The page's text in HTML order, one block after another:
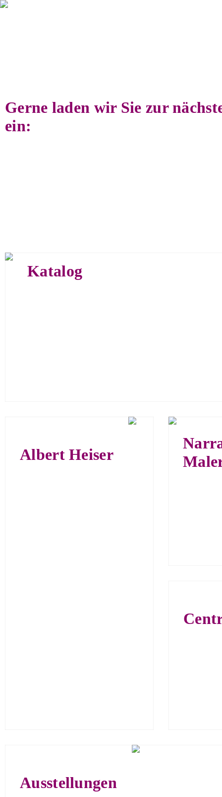
Gerne laden wir Sie zur
ein:
Katalog
Albert Heiser
Ausstellungen